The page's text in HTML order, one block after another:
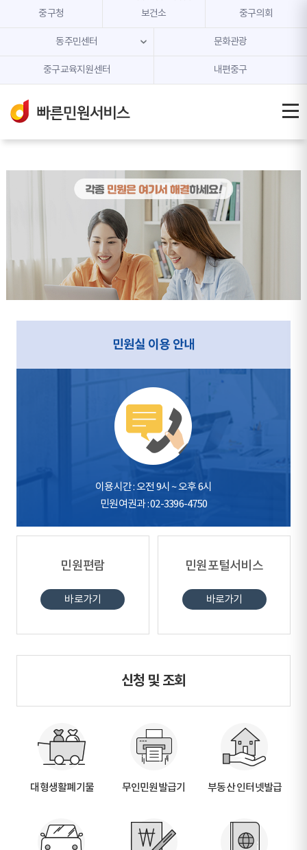
본문 내용 바로가기
주메뉴 바로가기
중구청 보건소 중구의회
동주민센터 문화관광
중구교육지원센터 내편중구
민원실 이용 안내
이용시간 : 오전 9시 ~ 오후 6시
민원여권과 : 02-3396-4750
민원편람
바로가기
민원포털서비스
바로가기
신청 및 조회
대형생활폐기물 무인민원발급기 부동산 인터넷발급